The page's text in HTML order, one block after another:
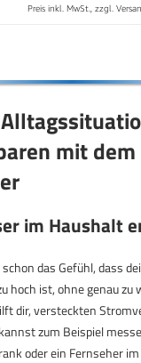
Preis inkl. MwSt., zzgl.
mit dem
im Haushalt
das Gefühl, dass
hoch ist, ohne genau zu
dir, versteckten
zum Beispiel
oder ein Fernseher